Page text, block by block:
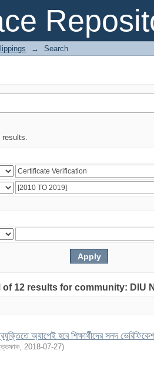
→ Search
results.
of 12 results for community: DIU
অ্যাপেই হবে শিক্ষার্থীদের সনদ
, 2018-07-27)